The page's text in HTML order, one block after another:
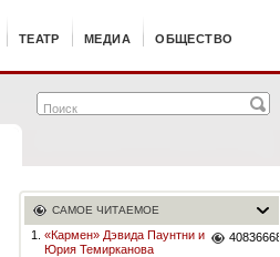
ТЕАТР МЕДИА ОБЩЕСТВО
САМОЕ ЧИТАЕМОЕ
1.
«Кармен» Дэвида Паунтни и
Юрия Темирканова
40836668